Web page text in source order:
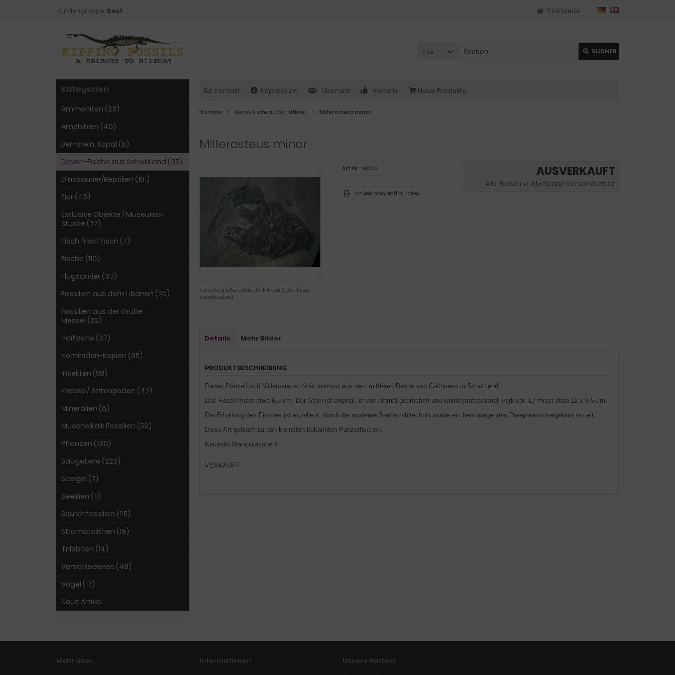
Kundengruppe: Gast Startseite
Alle SUCHEN
Kontakt Impressum Über uns Vorteile Neue Produkte
Startseite Devon-Fische aus Schottland Millerosteus minor
Millerosteus minor
Für eine größere Ansicht klicken Sie auf das
Vorschaubild
AUSVERKAUFT
Alle Preise inkl. MwSt. zzgl. Versandkosten
Art.Nr.: MILS 2
Artikeldatenblatt drucken
Details Mehr Bilder
PRODUKTBESCHREIBUNG
Dieser Panzerfisch Millerosteus minor stammt aus dem mittleren Devon von Caithness in Schottland.
Das Fossil misst etwa 6,5 cm. Der Stein ist original, er war einmal gebrochen und wurde professionell verklebt. Er misst etwa 11 x 9,5 cm.
Die Erhaltung des Fisches ist exzellent, durch die moderne Sandstrahltechnik wurde ein hervorragendes Praeparationsergebnis erzielt.
Diese Art gehoert zu den kleinsten bekannten Panzerfischen.
Keinerlei Manipulationen!
VERKAUFT
Kategorien
Ammoniten (23)
Amphibien (40)
Bernstein, Kopal (8)
Devon-Fische aus Schottland (35)
Dinosaurier/Reptilien (181)
Eier (43)
Exklusive Objekte / Museums-
Stücke (77)
Fisch frisst Fisch (7)
Fische (110)
Flugsaurier (33)
Fossilien aus dem Libanon (20)
Fossilien aus der Grube
Messel (62)
Haifische (37)
Hominiden-Kopien (65)
Insekten (58)
Krebse / Arthropoden (42)
Mineralien (6)
Muschelkalk Fossilien (59)
Pflanzen (130)
Säugetiere (223)
Seeigel (7)
Seelilien (11)
Spurenfossilien (25)
Stromatolithen (19)
Trilobiten (14)
Verschiedenes (49)
Vögel (17)
Neue Artikel
Mehr über... Informationen
Unsere Partner